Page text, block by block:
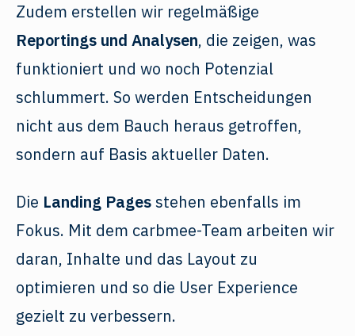
Zudem erstellen wir regelmäßige
Reportings und Analysen, die zeigen, was
funktioniert und wo noch Potenzial
schlummert. So werden Entscheidungen
nicht aus dem Bauch heraus getroffen,
sondern auf Basis aktueller Daten.
Die Landing Pagesstehen ebenfalls im
Fokus. Mit dem carbmee-Team arbeiten wir
daran, Inhalte und das Layout zu
optimieren und so die User Experience
gezielt zu verbessern.